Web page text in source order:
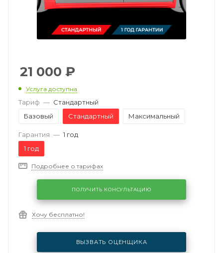
21 000 ₽
Услуга доступна
Тариф — Стандартный
Базовый
Стандартный Максимальный
Гарантия — 1 год
1 год
Подробнее о тарифах
ПОЛУЧИТЬ КОНСУЛЬТАЦИЮ
Хочу бесплатно!
ВЫЗВАТЬ ОЦЕНЩИКА